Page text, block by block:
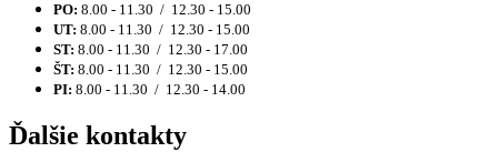
PO: 8.00 - 11.30 / 12.30 - 15.00
UT: 8.00 - 11.30 / 12.30 - 15.00
ST: 8.00 - 11.30 / 12.30 - 17.00
ŠT: 8.00 - 11.30 / 12.30 - 15.00
PI: 8.00 - 11.30 / 12.30 - 14.00
Ďalšie kontakty